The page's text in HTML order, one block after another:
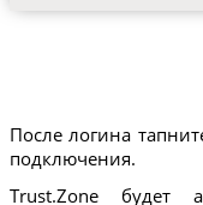
После логина
подключения.
Trust.Zone будет